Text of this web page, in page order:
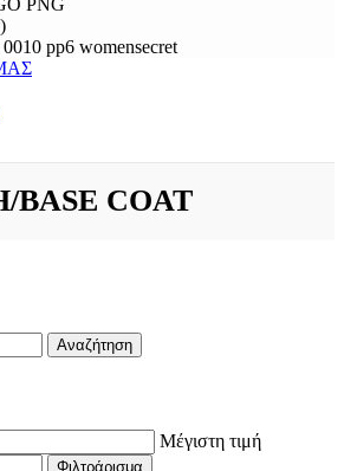
COAT
Αναζήτηση
Μέγιστη τιμή
Φιλτράρισμα